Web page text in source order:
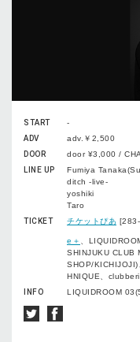
START
-
ADV
adv.￥2,500
DOOR
door ¥3,000 /
LINE UP
Fumiya
ditch -live-
yoshiki
Taro
TICKET
チケットぴあ
e＋
、
SHINJUKU CLUB
SHOP/
HNIQUE、
INFO
LIQUIDROOM